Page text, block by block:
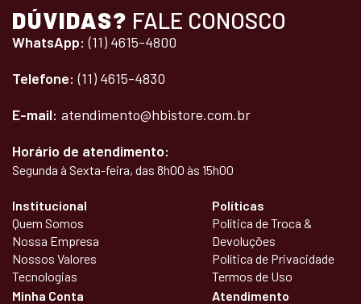
DÚVIDAS? FALE CONOSCO
WhatsApp: (11) 4615-4800
Telefone: (11) 4615-4830
E-mail: atendimento@hbistore.com.br
Horário de atendimento:
Segunda à Sexta-feira, das 8h00 às 15h00
Institucional
Quem Somos
Nossa Empresa
Nossos Valores
Tecnologias
Políticas
Política de Troca &
Devoluções
Política de Privacidade
Termos de Uso
Minha Conta
Atendimento